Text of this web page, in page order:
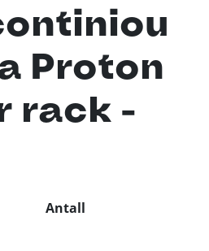
Proton
rack -
Antall